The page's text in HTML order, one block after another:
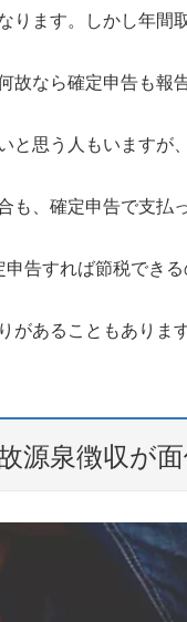
ります。しかし年間
故なら確定申告も報
と思う人もいますが
も、確定申告で支払
告すれば節税でき
があることもありま
源泉徴収が